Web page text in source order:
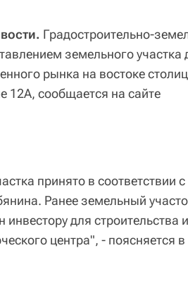
Градостроительно-
земельного участка
рынка на востоке
12А, сообщается на сайте
принято в соответствии
Ранее земельный
инвестору для
центра", - поясняется